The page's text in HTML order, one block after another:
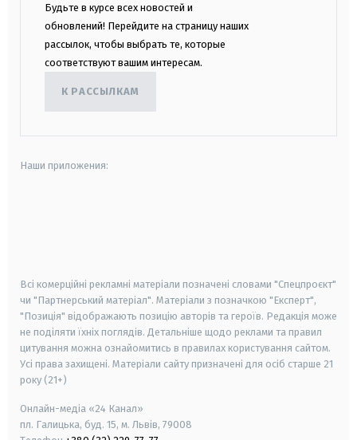
Будьте в курсе всех новостей и
обновлений! Перейдите на страницу наших
рассылок, чтобы выбрать те, которые
соответствуют вашим интересам.
К РАССЫЛКАМ
Наши приложения:
Всі комерційні рекламні матеріали позначені словами "Спецпроєкт"
чи "Партнерський матеріал". Матеріали з позначкою "Експерт",
"Позиція" відображають позицію авторів та героїв. Редакція може
не поділяти їхніх поглядів. Детальніше щодо реклами та правил
цитування можна ознайомитись в правилах користування сайтом.
Усі права захищені. Матеріали сайту призначені для осіб старше 21
року (21+)
Онлайн-медіа «24 Канал»
пл. Галицька, буд. 15, м. Львів, 79008